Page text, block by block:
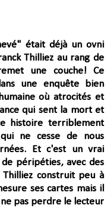
était déjà un ovni
Thilliez au rang de
une couche! Ce
une enquête bien
où atrocités et
qui sent la mort et
histoire terriblement
ne cesse de nous
Et c'est un vrai
péripéties, avec des
Thilliez construit peu à
ses cartes mais il
pas perdre le lecteur